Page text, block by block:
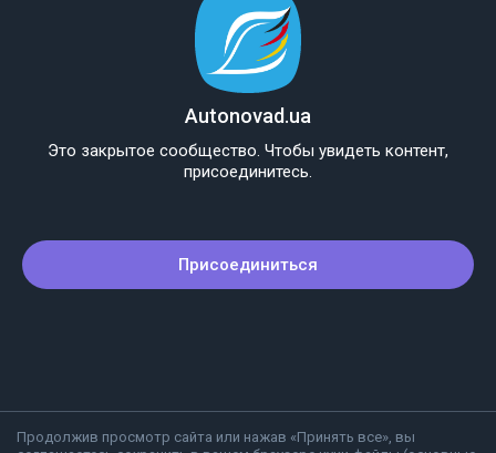
Продолжив просмотр сайта или нажав «Принять все», вы
Autonovad.ua
Это закрытое сообщество. Чтобы увидеть контент,
присоединитесь.
Присоединиться